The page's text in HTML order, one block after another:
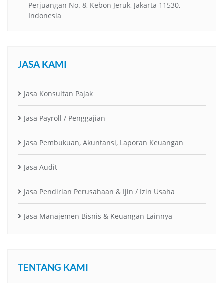
Perjuangan No. 8, Kebon Jeruk, Jakarta 11530,
Indonesia
JASA KAMI
Jasa Konsultan Pajak
Jasa Payroll / Penggajian
Jasa Pembukuan, Akuntansi, Laporan Keuangan
Jasa Audit
Jasa Pendirian Perusahaan & Ijin / Izin Usaha
Jasa Manajemen Bisnis & Keuangan Lainnya
TENTANG KAMI